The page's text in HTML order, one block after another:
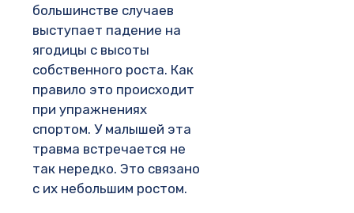
большинстве случаев
выступает падение на
ягодицы с высоты
собственного роста. Как
правило это происходит
при упражнениях
спортом. У малышей эта
травма встречается не
так нередко. Это связано
с их небольшим ростом.